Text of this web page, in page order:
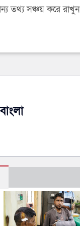
তথ্য সঞ্চয় করে রাখুন